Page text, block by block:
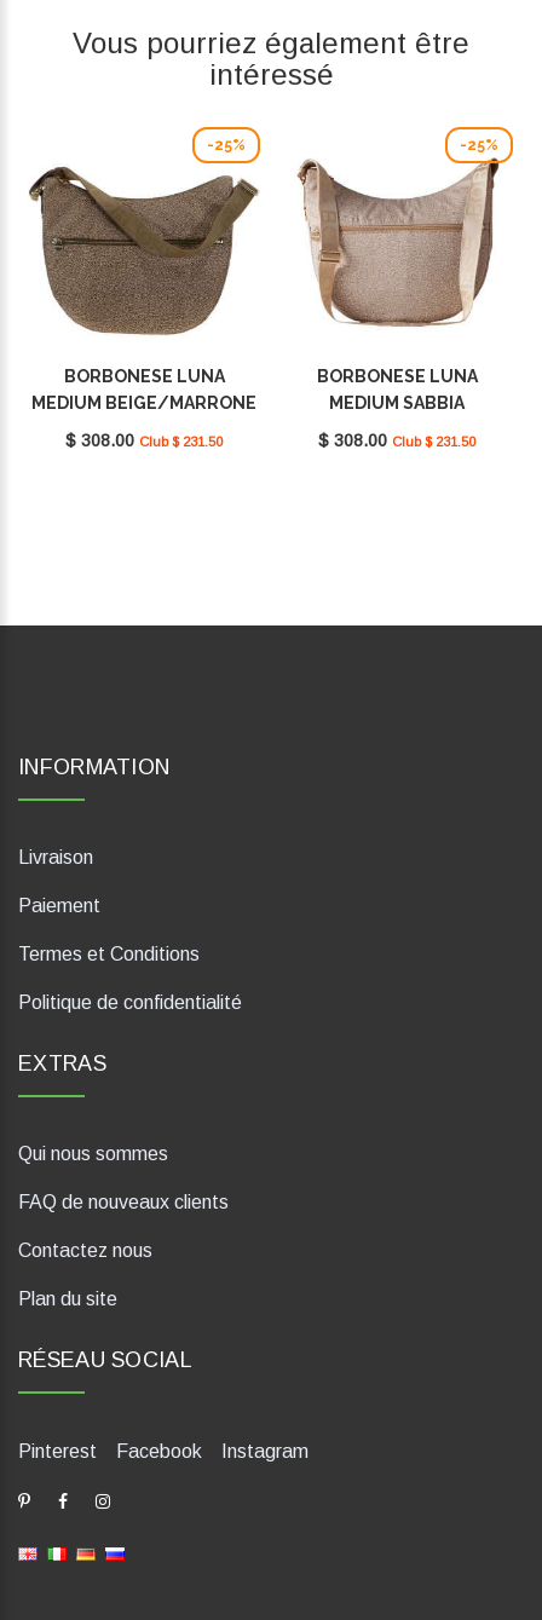
Vous pourriez également être
intéressé
-25%
BORBONESE LUNA
MEDIUM BEIGE/MARRONE
934109I15 994
$ 308.00 Club $ 231.50
-25%
BORBONESE LUNA
MEDIUM SABBIA
934109I15C75
$ 308.00 Club $ 231.50
INFORMATION
Livraison
Paiement
Termes et Conditions
Politique de confidentialité
EXTRAS
Qui nous sommes
FAQ de nouveaux clients
Contactez nous
Plan du site
RÉSEAU SOCIAL
Pinterest Facebook Instagram